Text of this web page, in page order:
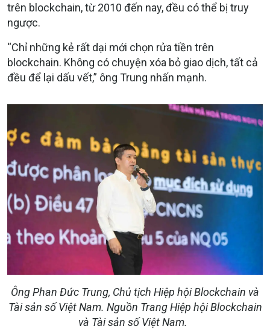
trên blockchain, từ 2010 đến nay, đều có thể bị truy
ngược.
“Chỉ những kẻ rất dại mới chọn rửa tiền trên
blockchain. Không có chuyện xóa bỏ giao dịch, tất cả
đều để lại dấu vết,” ông Trung nhấn mạnh.
Ông Phan Đức Trung, Chủ tịch Hiệp hội Blockchain và
Tài sản số Việt Nam. Nguồn Trang Hiệp hội Blockchain
và Tài sản số Việt Nam.